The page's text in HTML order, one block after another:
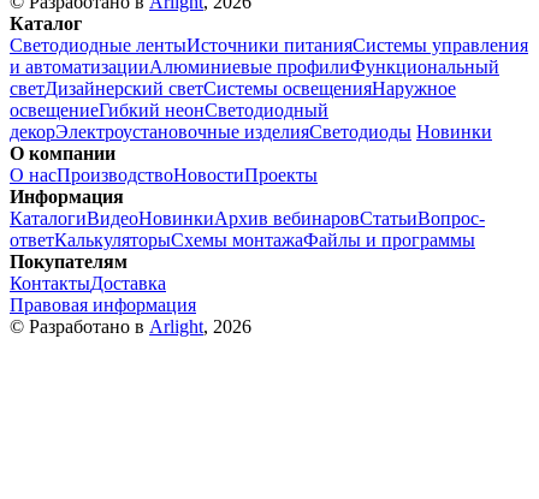
Каталог
Светодиодные лентыИсточники питанияСистемы управления
и автоматизацииАлюминиевые профилиФункциональный
светДизайнерский светСистемы освещенияНаружное
освещениеГибкий неонСветодиодный
декорЭлектроустановочные изделияСветодиоды Новинки
О компании
О насПроизводствоНовостиПроекты
Информация
КаталогиВидеоНовинкиАрхив вебинаровСтатьиВопрос-
ответКалькуляторыСхемы монтажаФайлы и программы
Покупателям
КонтактыДоставка
Правовая информация
© Разработано в Arlight, 2026